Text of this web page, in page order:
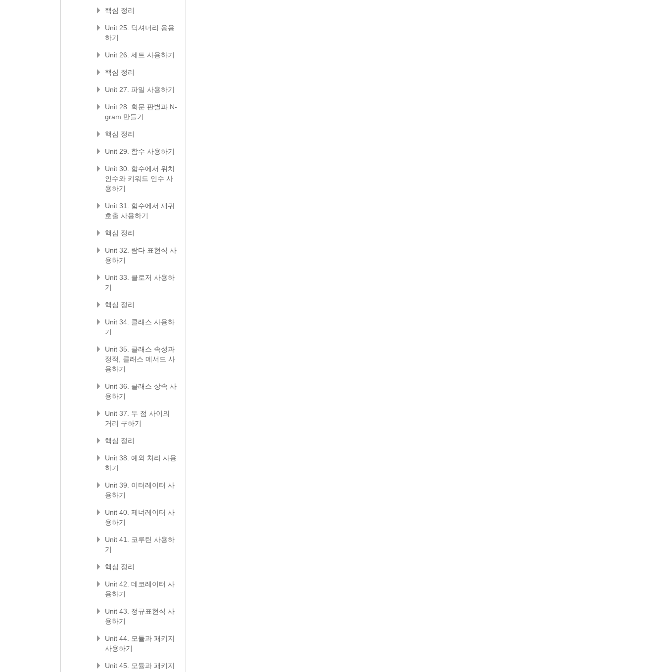
핵심 정리
Unit 25. 딕셔너리 응용
하기
Unit 26. 세트 사용하기
핵심 정리
Unit 27. 파일 사용하기
Unit 28. 회문 판별과 N-
gram 만들기
핵심 정리
Unit 29. 함수 사용하기
Unit 30. 함수에서 위치
인수와 키워드 인수 사
용하기
Unit 31. 함수에서 재귀
호출 사용하기
핵심 정리
Unit 32. 람다 표현식 사
용하기
Unit 33. 클로저 사용하
기
핵심 정리
Unit 34. 클래스 사용하
기
Unit 35. 클래스 속성과
정적, 클래스 메서드 사
용하기
Unit 36. 클래스 상속 사
용하기
Unit 37. 두 점 사이의
거리 구하기
핵심 정리
Unit 38. 예외 처리 사용
하기
Unit 39. 이터레이터 사
용하기
Unit 40. 제너레이터 사
용하기
Unit 41. 코루틴 사용하
기
핵심 정리
Unit 42. 데코레이터 사
용하기
Unit 43. 정규표현식 사
용하기
Unit 44. 모듈과 패키지
사용하기
Unit 45. 모듈과 패키지